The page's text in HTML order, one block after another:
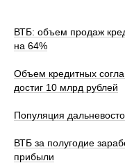
ВТБ: объем продаж
на 64%
Объем кредитных
достиг 10 млрд рублей
Популяция
ВТБ за полугодие
прибыли